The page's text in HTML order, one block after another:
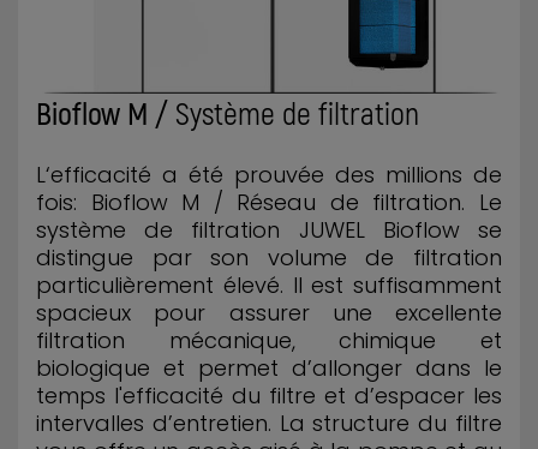
Bioflow M / Système de filtration
L‘efficacité a été prouvée des millions de
fois: Bioflow M / Réseau de filtration. Le
système de filtration JUWEL Bioflow se
distingue par son volume de filtration
particulièrement élevé. Il est suffisamment
spacieux pour assurer une excellente
filtration mécanique, chimique et
biologique et permet d’allonger dans le
temps l'efficacité du filtre et d’espacer les
intervalles d’entretien. La structure du filtre